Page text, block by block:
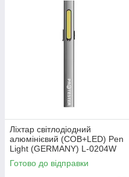
Ліхтар світлодіодний
алюмінієвий (COB+LED) Pen
Light (GERMANY) L-0204W
Готово до відправки